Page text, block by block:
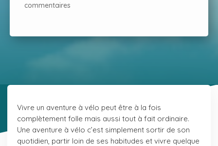
commentaires
Vivre un aventure à vélo peut être à la fois
complètement folle mais aussi tout à fait ordinaire.
Une aventure à vélo c’est simplement sortir de son
quotidien, partir loin de ses habitudes et vivre quelque